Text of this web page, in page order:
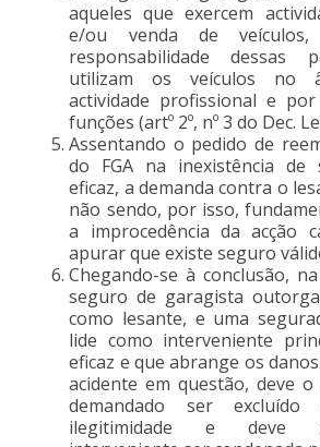
aqueles que exercem
e/ou venda de
responsabilidade dessas
utilizam os veículos no
actividade profissional e
funções (artº 2º, nº 3 do Dec.
Assentando o pedido de
do FGA na inexistência de
eficaz, a demanda contra o
não sendo, por isso,
a improcedência da acção
apurar que existe seguro
Chegando-se à conclusão,
seguro de garagista
como lesante, e uma
lide como interveniente
eficaz e que abrange os
acidente em questão, deve o
demandado ser
ilegitimidade e deve